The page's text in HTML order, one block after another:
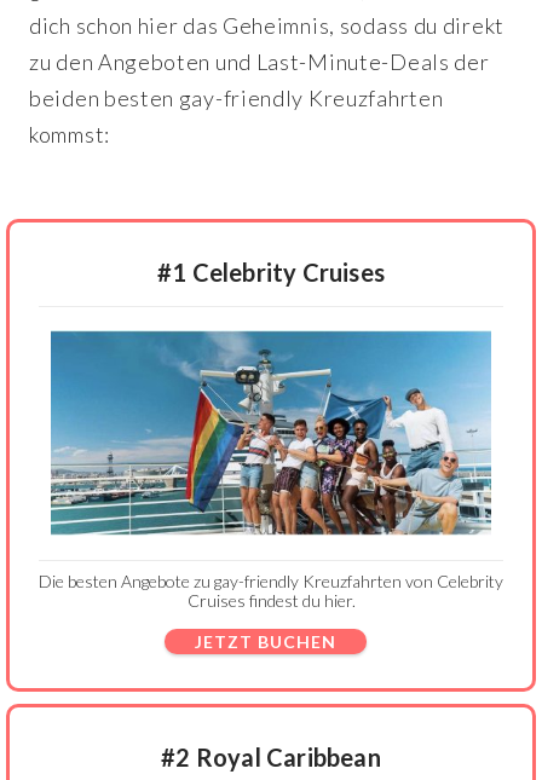
dich schon hier das Geheimnis, sodass du direkt
zu den Angeboten und Last-Minute-Deals der
beiden besten gay-friendly Kreuzfahrten
kommst:
#1 Celebrity Cruises
Die besten Angebote zu gay-friendly Kreuzfahrten von Celebrity
Cruises findest du hier.
JETZT BUCHEN
#2 Royal Caribbean